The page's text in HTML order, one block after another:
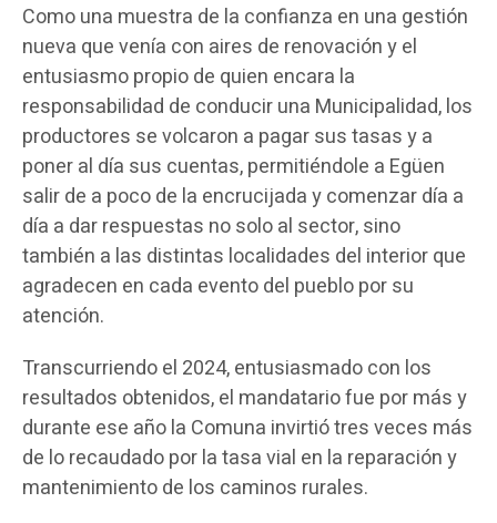
Como una muestra de la confianza en una gestión
nueva que venía con aires de renovación y el
entusiasmo propio de quien encara la
responsabilidad de conducir una Municipalidad, los
productores se volcaron a pagar sus tasas y a
poner al día sus cuentas, permitiéndole a Egüen
salir de a poco de la encrucijada y comenzar día a
día a dar respuestas no solo al sector, sino
también a las distintas localidades del interior que
agradecen en cada evento del pueblo por su
atención.
Transcurriendo el 2024, entusiasmado con los
resultados obtenidos, el mandatario fue por más y
durante ese año la Comuna invirtió tres veces más
de lo recaudado por la tasa vial en la reparación y
mantenimiento de los caminos rurales.